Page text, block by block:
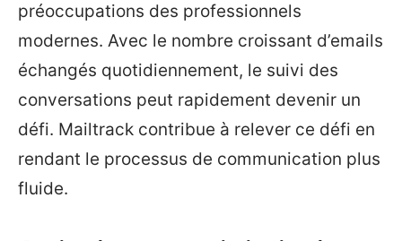
préoccupations des professionnels
modernes. Avec le nombre croissant d’emails
échangés quotidiennement, le suivi des
conversations peut rapidement devenir un
défi. Mailtrack contribue à relever ce défi en
rendant le processus de communication plus
fluide.